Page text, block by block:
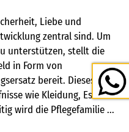
Liebe und
zentral sind. Um
unterstützen, stellt die
in Form von
bereit. Dieses Geld
wie Kleidung, Essen
wird die Pflegefamilie ...